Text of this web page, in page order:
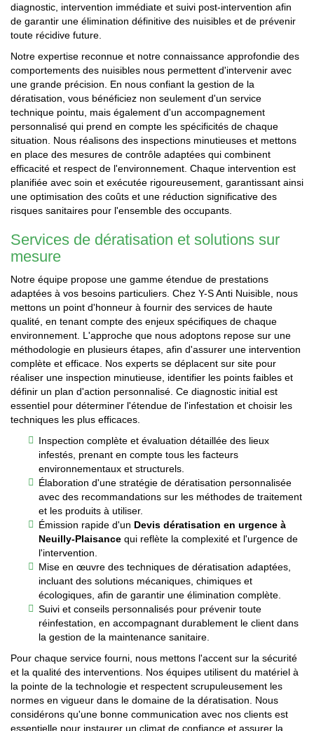
diagnostic, intervention immédiate et suivi post-intervention afin
de garantir une élimination définitive des nuisibles et de prévenir
toute récidive future.
Notre expertise reconnue et notre connaissance approfondie des
comportements des nuisibles nous permettent d'intervenir avec
une grande précision. En nous confiant la gestion de la
dératisation, vous bénéficiez non seulement d'un service
technique pointu, mais également d'un accompagnement
personnalisé qui prend en compte les spécificités de chaque
situation. Nous réalisons des inspections minutieuses et mettons
en place des mesures de contrôle adaptées qui combinent
efficacité et respect de l'environnement. Chaque intervention est
planifiée avec soin et exécutée rigoureusement, garantissant ainsi
une optimisation des coûts et une réduction significative des
risques sanitaires pour l'ensemble des occupants.
Services de dératisation et solutions sur
mesure
Notre équipe propose une gamme étendue de prestations
adaptées à vos besoins particuliers. Chez Y-S Anti Nuisible, nous
mettons un point d'honneur à fournir des services de haute
qualité, en tenant compte des enjeux spécifiques de chaque
environnement. L'approche que nous adoptons repose sur une
méthodologie en plusieurs étapes, afin d'assurer une intervention
complète et efficace. Nos experts se déplacent sur site pour
réaliser une inspection minutieuse, identifier les points faibles et
définir un plan d'action personnalisé. Ce diagnostic initial est
essentiel pour déterminer l'étendue de l'infestation et choisir les
techniques les plus efficaces.
Inspection complète et évaluation détaillée des lieux
infestés, prenant en compte tous les facteurs
environnementaux et structurels.
Élaboration d'une stratégie de dératisation personnalisée
avec des recommandations sur les méthodes de traitement
et les produits à utiliser.
Émission rapide d'un Devis dératisation en urgence à
Neuilly-Plaisance qui reflète la complexité et l'urgence de
l'intervention.
Mise en œuvre des techniques de dératisation adaptées,
incluant des solutions mécaniques, chimiques et
écologiques, afin de garantir une élimination complète.
Suivi et conseils personnalisés pour prévenir toute
réinfestation, en accompagnant durablement le client dans
la gestion de la maintenance sanitaire.
Pour chaque service fourni, nous mettons l'accent sur la sécurité
et la qualité des interventions. Nos équipes utilisent du matériel à
la pointe de la technologie et respectent scrupuleusement les
normes en vigueur dans le domaine de la dératisation. Nous
considérons qu'une bonne communication avec nos clients est
essentielle pour instaurer un climat de confiance et assurer la